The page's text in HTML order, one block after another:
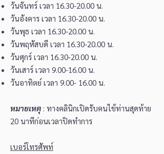
วันจันทร์ เวลา 16.30-20.00 น.
วันอังคาร เวลา 16.30-20.00 น.
วันพุธ เวลา 16.30-20.00 น.
วันพฤหัสบดี เวลา 16.30-20.00 น.
วันศุกร์ เวลา 16.30-20.00 น.
วันเสาร์ เวลา 9.00-16.00 น.
วันอาทิตย์ เวลา 9.00- 16.00 น.
หมายเหตุ : ทางคลินิกเปิดรับคนไข้ท่านสุดท้าย
20 นาทีก่อนเวลาปิดทำการ
เบอร์โทรศัพท์